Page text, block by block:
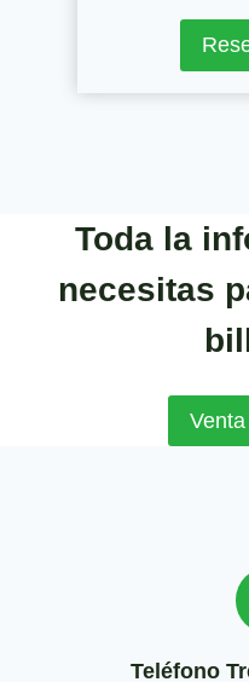
Toda la
necesitas
Teléfono